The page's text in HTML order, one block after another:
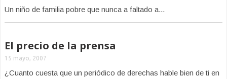
Un niño de familia pobre que nunca a faltado a...
El precio de la prensa
15 mayo, 2007
¿Cuanto cuesta que un periódico de derechas hable bien de ti en